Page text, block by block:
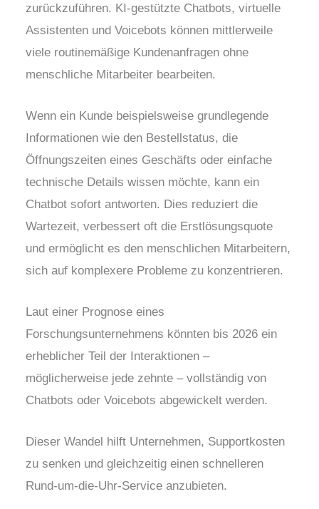
zurückzuführen. KI-gestützte Chatbots, virtuelle
Assistenten und Voicebots können mittlerweile
viele routinemäßige Kundenanfragen ohne
menschliche Mitarbeiter bearbeiten.
Wenn ein Kunde beispielsweise grundlegende
Informationen wie den Bestellstatus, die
Öffnungszeiten eines Geschäfts oder einfache
technische Details wissen möchte, kann ein
Chatbot sofort antworten. Dies reduziert die
Wartezeit, verbessert oft die Erstlösungsquote
und ermöglicht es den menschlichen Mitarbeitern,
sich auf komplexere Probleme zu konzentrieren.
Laut einer Prognose eines
Forschungsunternehmens könnten bis 2026 ein
erheblicher Teil der Interaktionen –
möglicherweise jede zehnte – vollständig von
Chatbots oder Voicebots abgewickelt werden.
Dieser Wandel hilft Unternehmen, Supportkosten
zu senken und gleichzeitig einen schnelleren
Rund-um-die-Uhr-Service anzubieten.